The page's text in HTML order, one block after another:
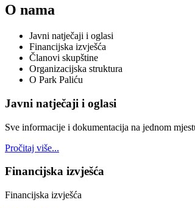
O nama
Javni natječaji i oglasi
Financijska izvješća
Članovi skupštine
Organizacijska struktura
O Park Paliću
Javni natječaji i oglasi
Sve informacije i dokumentacija na jednom
Pročitaj više...
Financijska izvješća
Financijska izvješća